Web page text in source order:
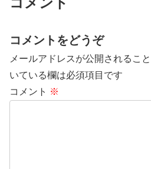
コメントをどうぞ
メールアドレスが公開されるこ
いている欄は必須項目です
コメント ※